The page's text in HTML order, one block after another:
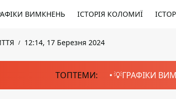
ВИМКНЕНЬ ІСТОРІЯ КОЛОМИЇ
12:14, 17 Березня 2024
ТОПТЕМИ: 💡ГРАФІКИ